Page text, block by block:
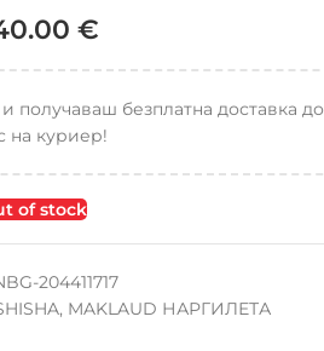
€
получаваш безплатна доставка до
на куриер!
of stock
204411717
, MAKLAUD НАРГИЛЕТА